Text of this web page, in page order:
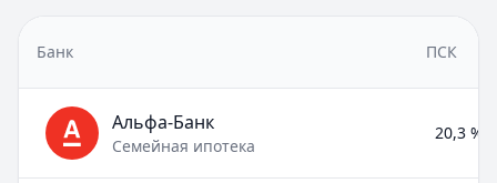
Банк ПСК
Альфа-Банк
Семейная ипотека
20,3 %